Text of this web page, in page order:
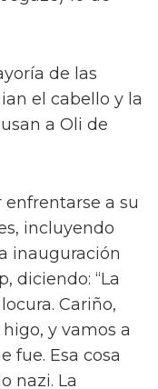
Denali y en
Kollins,